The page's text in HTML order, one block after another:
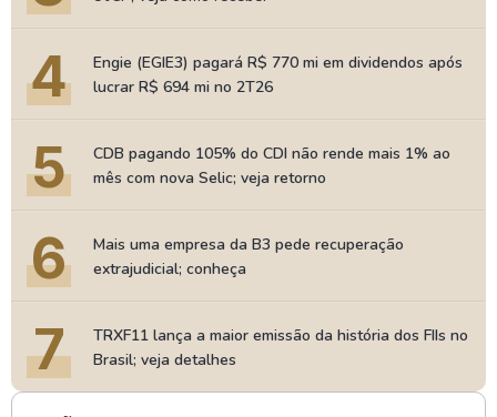
4
Engie (EGIE3) pagará R$ 770 mi em dividendos após
lucrar R$ 694 mi no 2T26
5
CDB pagando 105% do CDI não rende mais 1% ao
mês com nova Selic; veja retorno
6
Mais uma empresa da B3 pede recuperação
extrajudicial; conheça
7
TRXF11 lança a maior emissão da história dos FIIs no
Brasil; veja detalhes